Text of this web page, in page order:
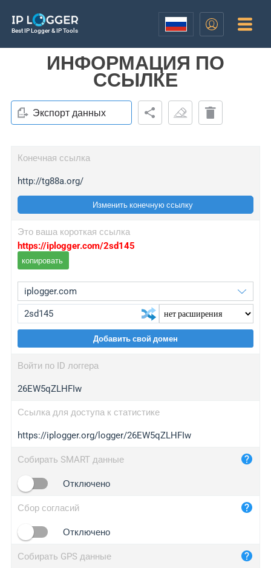
Best IP Logger & IP Tools
ИНФОРМАЦИЯ ПО
ССЫЛКЕ
Экспорт данных
Конечная ссылка
http://tg88a.org/
Изменить конечную ссылку
Это ваша короткая ссылка
https://iplogger.com/2sd145
копировать
wl.gl
ed.tc
iplogger.com
maper.info
2no.co
yip.su
iplogger.info
Добавить свой домен
Войти по ID логгера
26EW5qZLHFIw
Ссылка для доступа к статистике
https://iplogger.org/logger/26EW5qZLHFIw
Собирать SMART данные
Отключено
Сбор согласий
Отключено
Собирать GPS данные